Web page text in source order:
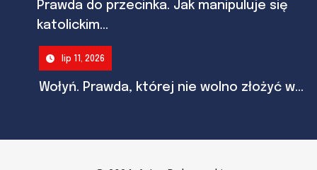
Prawda do przecinka. Jak manipuluje się
katolickim...
lip 11, 2026
Wołyń. Prawda, której nie wolno złożyć w...